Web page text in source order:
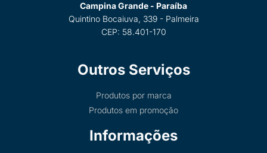
Campina Grande - Paraíba
Quintino Bocaiuva, 339 - Palmeira
CEP: 58.401-170
Outros Serviços
Produtos por marca
Produtos em promoção
Informações